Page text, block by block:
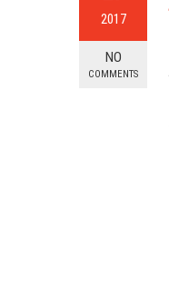
2017
NO
COMMENTS